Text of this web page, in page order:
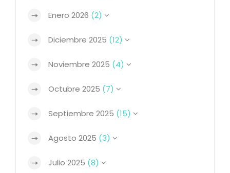
Enero 2026 (2)
Diciembre 2025 (12)
Noviembre 2025 (4)
Octubre 2025 (7)
Septiembre 2025 (15)
Agosto 2025 (3)
Julio 2025 (8)